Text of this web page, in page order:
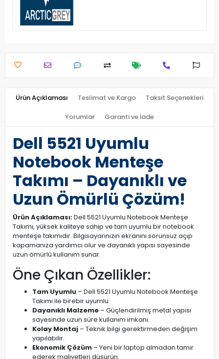
Ürün Açıklaması Teslimat ve Kargo Taksit Seçenekleri
Yorumlar Garanti ve İade
Dell 5521 Uyumlu
Notebook Menteşe
Takımı – Dayanıklı ve
Uzun Ömürlü Çözüm!
Ürün Açıklaması:Dell 5521 Uyumlu Notebook Menteşe
Takımı, yüksek kaliteye sahip ve tam uyumlu bir notebook
menteşe takımıdır. Bilgisayarınızın ekranını sorunsuz açıp
kapamanıza yardımcı olur ve dayanıklı yapısı sayesinde
uzun ömürlü kullanım sunar.
Öne Çıkan Özellikler:
Tam Uyumlu – Dell 5521 Uyumlu Notebook Menteşe
Takımı ile birebir uyumlu.
Dayanıklı Malzeme – Güçlendirilmiş metal yapısı
sayesinde uzun süre kullanım imkanı.
Kolay Montaj – Teknik bilgi gerektirmeden değişim
yapılabilir.
Ekonomik Çözüm – Yeni bir laptop almadan tamir
ederek maliyetleri düşürün.